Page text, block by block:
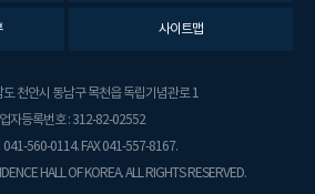
사이트맵
천안시 동남구 목천읍 독립기념관로 1
자등록번호 : 312-82-02552
041-560-0114. FAX 041-557-8167.
HALL OF KOREA. ALL RIGHTS RESERVED.